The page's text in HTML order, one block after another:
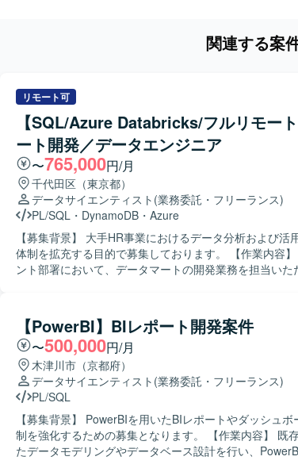
関連する案
リモート可
【SQL/Azure Databricks/フルリモー
ート開発／データエンジニア
〜765,000円/月
千代田区（東京都）
データサイエンティスト (業務委託・フリーランス)
PL/SQL ・ DynamoDB ・ Azure
【募集背景】 大手HR事業におけるデータ分析および
体制を拡充する目的で募集しております。 【作業内容】 HR系クライアントのデータマネジメ
ント部署において、データマートの開発業務を担当い
ンにご担当いただきつつ、データ要件の定義や必要に
す。 【求める人物像】 自らドメイン知識などの情報収集を行い、主体的にデータエンジニアと
しての業務を推進できる方を求めております。また、周
ながら抽象的な課題を整理し、解決に導くスタンスをお持ちの
ンの魅力】 大手HR事業のデータ分析・活用プロジェク
ータ基盤技術を用いたデータマート開発に携わることが
環境で、大量データのハンドリングやワークフロー構
専門性を高めることができるポジションです。 【開発環境】 インフラはAzureをメインに、
AWSやGoogle Cloudを利用しております。データベー
Redshift、BigQueryを使用し、ワークフローには
【PowerBI】BIレポート開発案件
〜500,000円/月
木津川市（京都府）
データサイエンティスト (業務委託・フリーランス)
PL/SQL
【募集背景】 PowerBIを用いたBIレポートやダッシュ
制を強化するための募集となります。 【作業内容】 既存および新規のデータソースを対象とし
たデータモデリングやデータベース設計を行い、